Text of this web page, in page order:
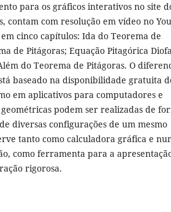
para os gráficos interativos no site
contam com resolução em vídeo no
cinco capítulos: Ida do Teorema de
de Pitágoras; Equação Pitagórica
do Teorema de Pitágoras. O
baseado na disponibilidade gratuita
em aplicativos para computadores e
podem ser realizadas de
diversas configurações de um mesmo
tanto como calculadora gráfica e
como ferramenta para a
rigorosa.